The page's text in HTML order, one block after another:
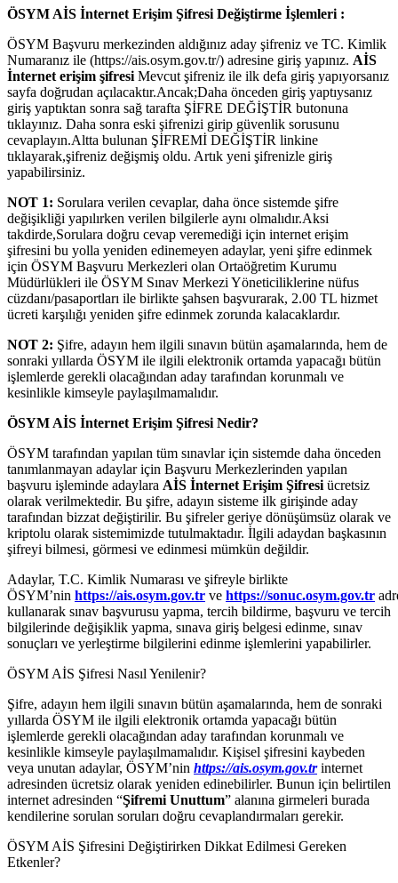
ÖSYM AİS İnternet Erişim Şifresi Değiştirme İşlemleri :
ÖSYM Başvuru merkezinden aldığınız aday şifreniz ve TC. Kimlik
Numaranız ile (https://ais.osym.gov.tr/) adresine giriş yapınız. AİS
İnternet erişim şifresi Mevcut şifreniz ile ilk defa giriş yapıyorsanız
sayfa doğrudan açılacaktır.Ancak;Daha önceden giriş yaptıysanız
giriş yaptıktan sonra sağ tarafta ŞİFRE DEĞİŞTİR butonuna
tıklayınız. Daha sonra eski şifrenizi girip güvenlik sorusunu
cevaplayın.Altta bulunan ŞİFREMİ DEĞİŞTİR linkine
tıklayarak,şifreniz değişmiş oldu. Artık yeni şifrenizle giriş
yapabilirsiniz.
NOT 1: Sorulara verilen cevaplar, daha önce sistemde şifre
değişikliği yapılırken verilen bilgilerle aynı olmalıdır.Aksi
takdirde,Sorulara doğru cevap veremediği için internet erişim
şifresini bu yolla yeniden edinemeyen adaylar, yeni şifre edinmek
için ÖSYM Başvuru Merkezleri olan Ortaöğretim Kurumu
Müdürlükleri ile ÖSYM Sınav Merkezi Yöneticiliklerine nüfus
cüzdanı/pasaportları ile birlikte şahsen başvurarak, 2.00 TL hizmet
ücreti karşılığı yeniden şifre edinmek zorunda kalacaklardır.
NOT 2: Şifre, adayın hem ilgili sınavın bütün aşamalarında, hem de
sonraki yıllarda ÖSYM ile ilgili elektronik ortamda yapacağı bütün
işlemlerde gerekli olacağından aday tarafından korunmalı ve
kesinlikle kimseyle paylaşılmamalıdır.
ÖSYM AİS İnternet Erişim Şifresi Nedir?
ÖSYM tarafından yapılan tüm sınavlar için sistemde daha önceden
tanımlanmayan adaylar için Başvuru Merkezlerinden yapılan
başvuru işleminde adaylara AİS İnternet Erişim Şifresi ücretsiz
olarak verilmektedir. Bu şifre, adayın sisteme ilk girişinde aday
tarafından bizzat değiştirilir. Bu şifreler geriye dönüşümsüz olarak ve
kriptolu olarak sistemimizde tutulmaktadır. İlgili adaydan başkasının
şifreyi bilmesi, görmesi ve edinmesi mümkün değildir.
Adaylar, T.C. Kimlik Numarası ve şifreyle birlikte
ÖSYM’nin https://ais.osym.gov.tr ve https://sonuc.osym.gov.tr
kullanarak sınav başvurusu yapma, tercih bildirme, başvuru ve tercih
bilgilerinde değişiklik yapma, sınava giriş belgesi edinme, sınav
sonuçları ve yerleştirme bilgilerini edinme işlemlerini yapabilirler.
ÖSYM AİS Şifresi Nasıl Yenilenir?
Şifre, adayın hem ilgili sınavın bütün aşamalarında, hem de sonraki
yıllarda ÖSYM ile ilgili elektronik ortamda yapacağı bütün
işlemlerde gerekli olacağından aday tarafından korunmalı ve
kesinlikle kimseyle paylaşılmamalıdır. Kişisel şifresini kaybeden
veya unutan adaylar, ÖSYM’nin https://ais.osym.gov.tr internet
adresinden ücretsiz olarak yeniden edinebilirler. Bunun için belirtilen
internet adresinden “Şifremi Unuttum” alanına girmeleri burada
kendilerine sorulan soruları doğru cevaplandırmaları gerekir.
ÖSYM AİS Şifresini Değiştirirken Dikkat Edilmesi Gereken
Etkenler?